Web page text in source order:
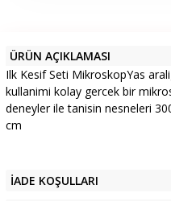
ÜRÜN AÇIKLAMASI
Ilk Kesif Seti MikroskopYas
kullanimi kolay gercek bir
deneyler ile tanisin nesneleri
cm
İADE KOŞULLARI